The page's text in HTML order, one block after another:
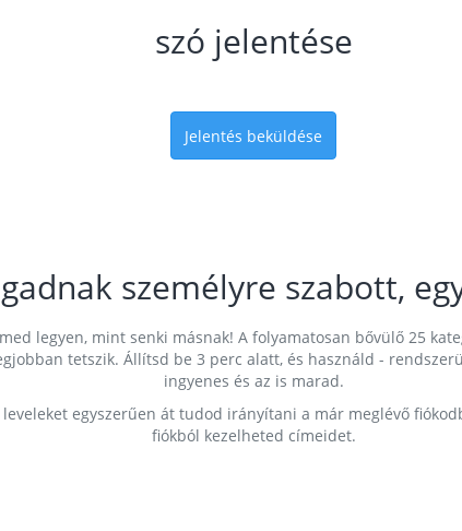
szó jelentése
Jelentés beküldése
személyre szabott,
legyen, mint senki másnak! A folyamatosan bővülő 25
tetszik. Állítsd be 3 perc alatt, és használd -
ingyenes és az is marad.
egyszerűen át tudod irányítani a már meglévő
fiókból kezelheted címeidet.